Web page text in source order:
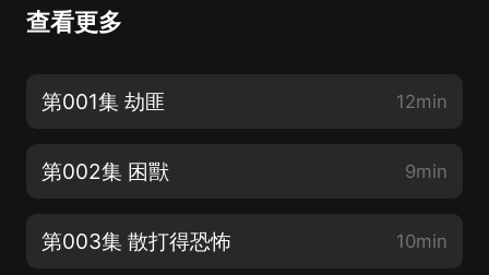
查看更多
第001集 劫匪 12min
第002集 困獸 9min
第003集 散打得恐怖 10min